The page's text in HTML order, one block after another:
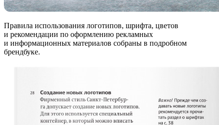
Правила использования логотипов, шрифта, цветов
и рекомендации по оформлению рекламных
и информационных материалов собраны в подробном
брендбуке.